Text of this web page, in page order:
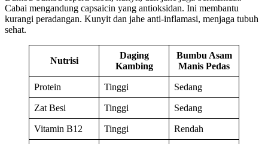
Cabai mengandung capsaicin yang antioksidan. Ini membantu
kurangi peradangan. Kunyit dan jahe anti-inflamasi, menjaga tubuh
sehat.
Nutrisi
Daging
Kambing
Bumbu Asam
Manis Pedas
Protein Tinggi Sedang
Zat Besi Tinggi Sedang
Vitamin B12 Tinggi Rendah